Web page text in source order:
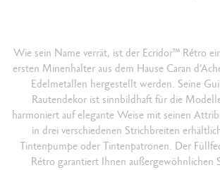
Wie sein Name verrät, ist der Ecridor™ Rétro
ersten Minenhalter aus dem Hause Caran
Edelmetallen hergestellt werden. Seine
Rautendekor ist sinnbildhaft für die
harmoniert auf elegante Weise mit seinen
in drei verschiedenen Strichbreiten
Tintenpumpe oder Tintenpatronen. Der
Rétro garantiert Ihnen außergewöhnlichen